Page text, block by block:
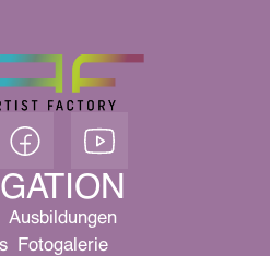
Ausbildungen
Fotogalerie